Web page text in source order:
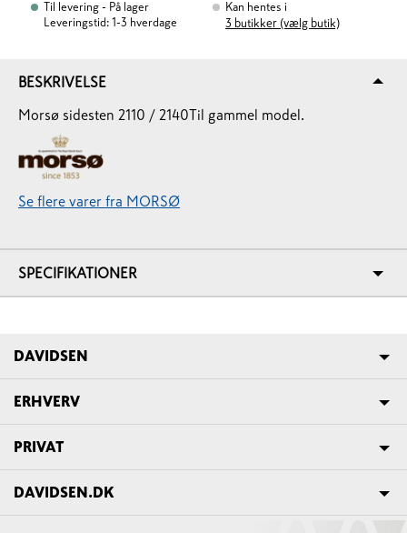
Til levering - På lager
Leveringstid: 1-3 hverdage
Kan hentes i
3 butikker (vælg butik)
BESKRIVELSE
Morsø sidesten 2110 / 2140Til gammel model.
Se flere varer fra MORSØ
SPECIFIKATIONER
DAVIDSEN
ERHVERV
PRIVAT
DAVIDSEN.DK